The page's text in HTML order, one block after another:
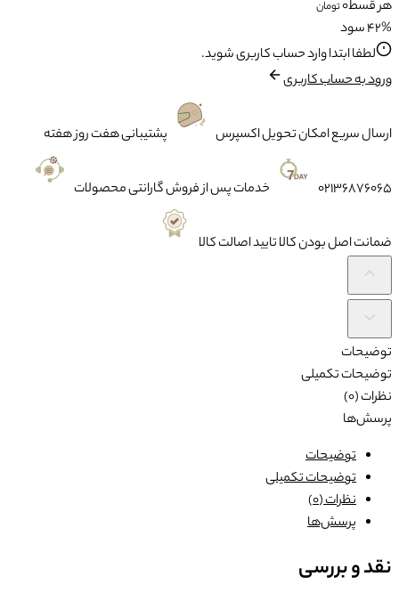
هر قسط0تومان
42% سود
لطفا ابتدا وارد حساب کاربری شوید.
ورود به حساب کاربری
ارسال سریعامکان تحویل اکسپرس پشتیبانیهفت روز هفته
02136876065 خدمات پس از فروشگارانتی محصولات
ضمانتاصل بودن کالا تایید اصالت کالا
توضیحات
توضیحات تکمیلی
نظرات (0)
پرسش‌ها
توضیحات
توضیحات تکمیلی
نظرات (0)
پرسش‌ها
نقد و بررسی